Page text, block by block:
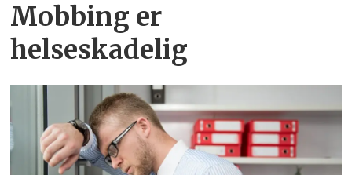
Mobbing er
helseskadelig